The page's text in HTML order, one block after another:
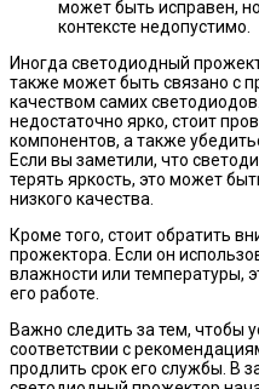
может быть исправен,
контексте недопустимо.
Иногда светодиодный
также может быть связано с
качеством самих
недостаточно ярко, стоит
компонентов, а также
Если вы заметили, что
терять яркость, это может
низкого качества.
Кроме того, стоит обратить
прожектора. Если он
влажности или температуры,
его работе.
Важно следить за тем, чтобы
соответствии с
продлить срок его службы. В